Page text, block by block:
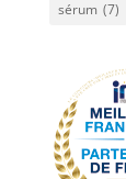
sérum (7)